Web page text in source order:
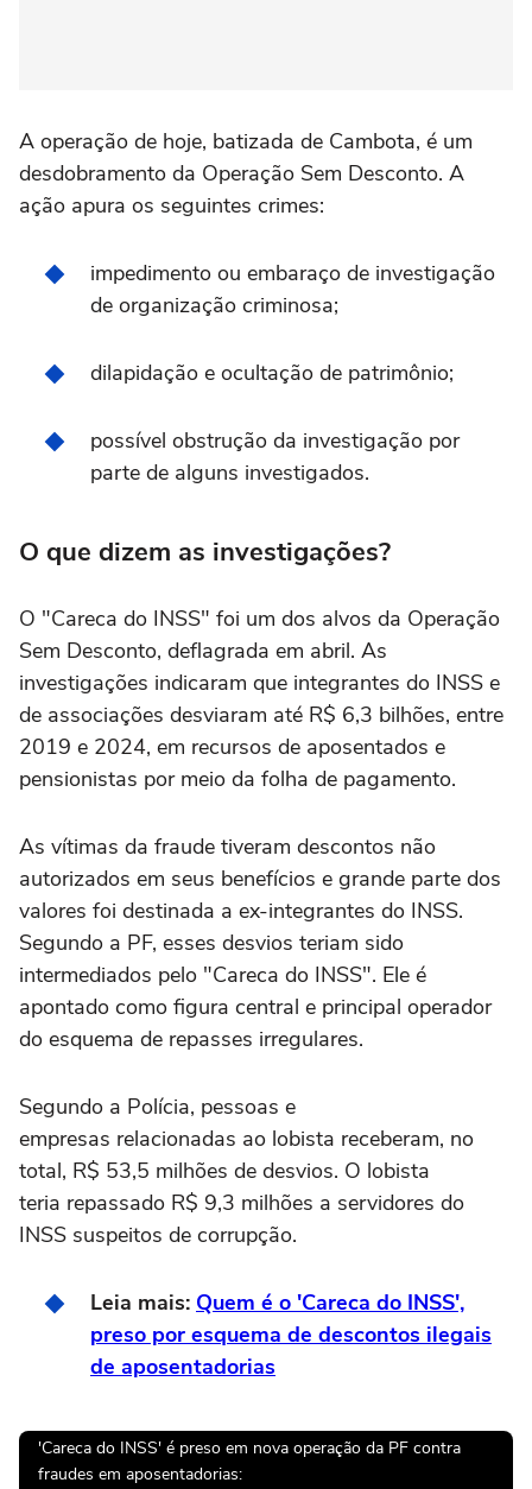
A operação de hoje, batizada de Cambota, é um
desdobramento da Operação Sem Desconto. A
ação apura os seguintes crimes:
impedimento ou embaraço de investigação
de organização criminosa;
dilapidação e ocultação de patrimônio;
possível obstrução da investigação por
parte de alguns investigados.
O que dizem as investigações?
O "Careca do INSS" foi um dos alvos da Operação
Sem Desconto, deflagrada em abril. As
investigações indicaram que integrantes do INSS e
de associações desviaram até R$ 6,3 bilhões, entre
2019 e 2024, em recursos de aposentados e
pensionistas por meio da folha de pagamento.
As vítimas da fraude tiveram descontos não
autorizados em seus benefícios e grande parte dos
valores foi destinada a ex-integrantes do INSS.
Segundo a PF, esses desvios teriam sido
intermediados pelo "Careca do INSS". Ele é
apontado como figura central e principal operador
do esquema de repasses irregulares.
Segundo a Polícia, pessoas e
empresas relacionadas ao lobista receberam, no
total, R$ 53,5 milhões de desvios. O lobista
teria repassado R$ 9,3 milhões a servidores do
INSS suspeitos de corrupção.
Leia mais: Quem é o 'Careca do INSS',
preso por esquema de descontos ilegais
de aposentadorias
'Careca do INSS' é preso em nova operação da PF contra
fraudes em aposentadorias: